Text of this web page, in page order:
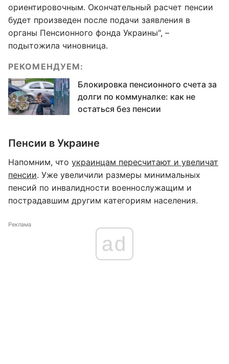
ориентировочным. Окончательный расчет пенсии
будет произведен после подачи заявления в
органы Пенсионного фонда Украины", –
подытожила чиновница.
РЕКОМЕНДУЕМ:
Блокировка пенсионного счета за
долги по коммуналке: как не
остаться без пенсии
Пенсии в Украине
Напомним, что украинцам пересчитают и увеличат
пенсии. Уже увеличили размеры минимальных
пенсий по инвалидности военнослужащим и
пострадавшим другим категориям населения.
Реклама
ad